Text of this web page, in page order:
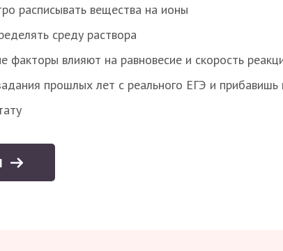
расписывать вещества на ионы
среду раствора
факторы влияют на равновесие и скорость
прошлых лет с реального ЕГЭ и